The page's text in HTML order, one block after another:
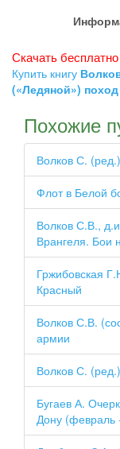
Скачать
Купить книгу
(«Ледяной») поход
Похожие
Волков С.
Флот в Белой
Волков С.В.,
Врангеля. Бои
Гржибовская
Красный
Волков С.В.
армии
Волков С.
Бугаев А.
Дону (февраль